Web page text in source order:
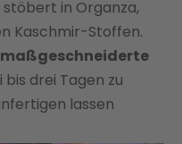
in Organza,
Kaschmir-Stoffen.
maßgeschneiderte
drei Tagen zu
lassen